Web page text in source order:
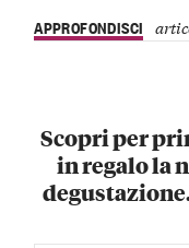
APPROFONDISCI
Scopri per
in regalo la